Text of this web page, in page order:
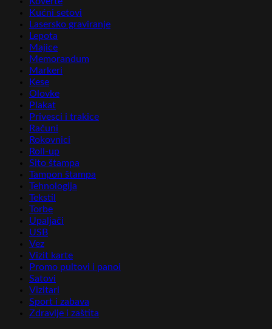
Kućni setovi
Lasersko graviranje
Lepota
Majice
Memorandum
Markeri
Kese
Olovke
Plakat
Privesci i trakice
Računi
Rokovnici
Roll-up
Sito štampa
Tampon štampa
Tehnologija
Tekstil
Torbe
Upaljači
USB
Vez
Vizit karte
Promo pultovi i panoi
Satovi
Vizitari
Sport i zabava
Zdravlje i zaštita